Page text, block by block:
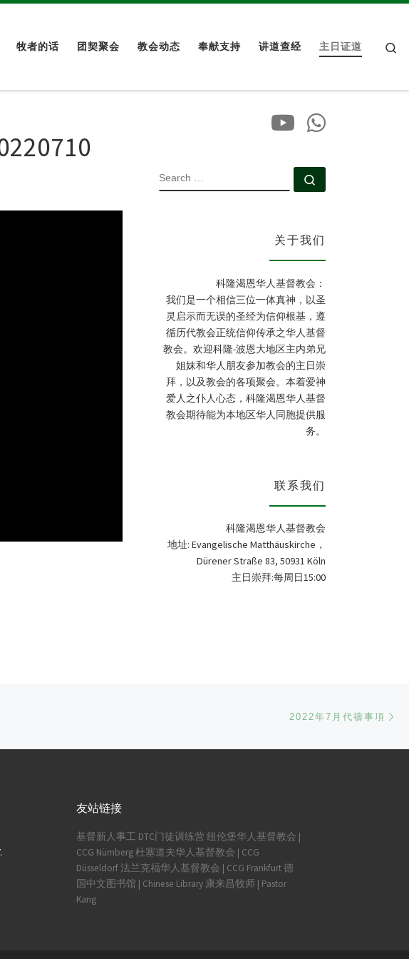
牧者的话 团契聚会 教会动态 奉献支持 讲道查经 主日证道
SEARCH
关于我们
科隆渴恩华人基督教会：
我们是一个相信三位一体真神，以圣
灵启示而无误的圣经为信仰根基，遵
循历代教会正统信仰传承之华人基督
教会。欢迎科隆-波恩大地区主内弟兄
姐妹和华人朋友参加教会的主日崇
拜，以及教会的各项聚会。本着爱神
爱人之仆人心态，科隆渴恩华人基督
教会期待能为本地区华人同胞提供服
务。
联系我们
科隆渴恩华人基督教会
地址: Evangelische Matthäuskirche，
Dürener Straße 83, 50931 Köln
主日崇拜:每周日15:00
2022年7月代禱事項
友站链接
基督新人事工 DTC门徒训练营 纽伦堡华人基督教会 |
CCG Nürnberg杜塞道夫华人基督教会 | CCG
Düsseldorf法兰克福华人基督教会 | CCG Frankfurt德
国中文图书馆 | Chinese Library 康来昌牧师 | Pastor
Kang